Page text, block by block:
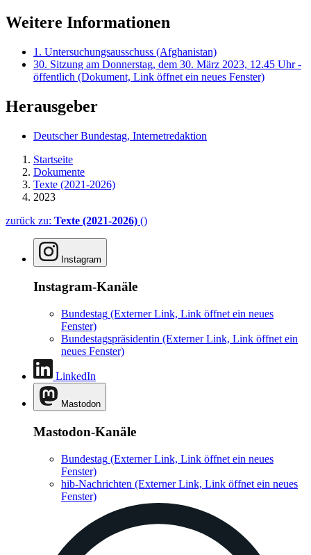
Weitere Informationen
1. Untersuchungsausschuss (Afghanistan)
30. Sitzung am Donnerstag, dem 30. März 2023, 12.45 Uhr -
öffentlich (Dokument, Link öffnet ein neues Fenster)
Herausgeber
Deutscher Bundestag, Internetredaktion
Startseite
Dokumente
Texte (2021-2026)
2023
zurück zu: Texte (2021-2026) ()
Instagram
Instagram-Kanäle
Bundestag (Externer Link, Link öffnet ein neues
Fenster)
Bundestagspräsidentin (Externer Link, Link öffnet ein
neues Fenster)
LinkedIn
Mastodon
Mastodon-Kanäle
Bundestag (Externer Link, Link öffnet ein neues
Fenster)
hib-Nachrichten (Externer Link, Link öffnet ein neues
Fenster)